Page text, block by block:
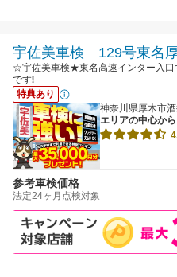
宇佐美車検 129号東名
☆宇佐美車検★東名高速インター入口
です❕
特典あり
神奈川県厚木市
エリアの中心から
参考車検価格
法定24ヶ月点検対象